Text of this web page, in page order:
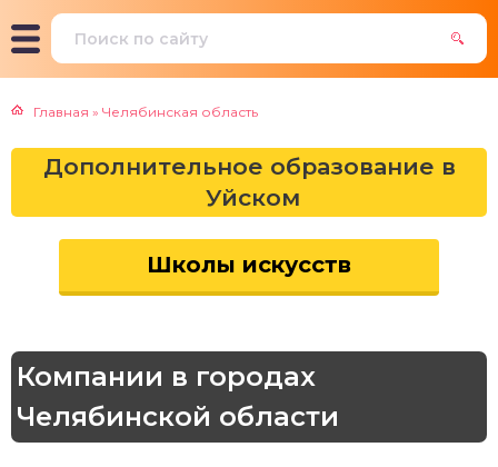
Главная » Челябинская область
Дополнительное образование в
Уйском
Школы искусств
Компании в городах
Челябинской области